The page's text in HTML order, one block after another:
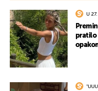
U 27.
pratilo